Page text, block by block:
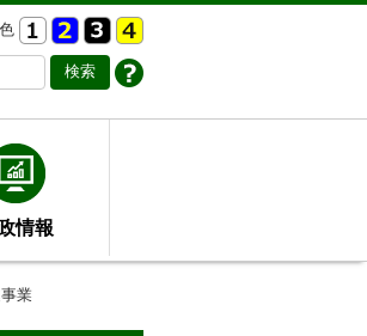
情報
業